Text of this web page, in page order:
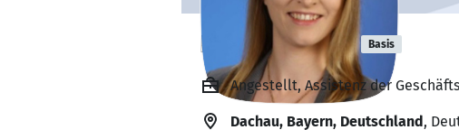
Peggy Wittke Basis
Angestellt, Assistenz der
Dachau, Bayern, Deutschland,